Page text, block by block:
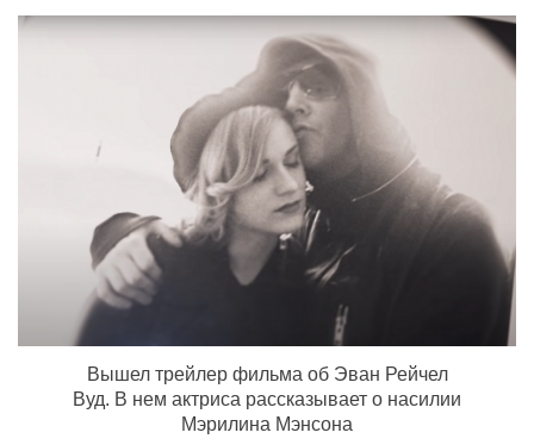
Вышел трейлер фильма об Эван Рейчел
Вуд. В нем актриса рассказывает о насилии
Мэрилина Мэнсона